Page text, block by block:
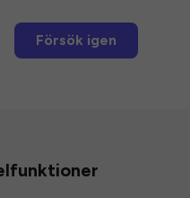
Försök igen